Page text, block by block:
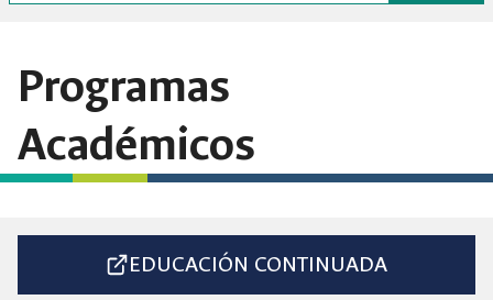
Programas
Académicos
EDUCACIÓN CONTINUADA